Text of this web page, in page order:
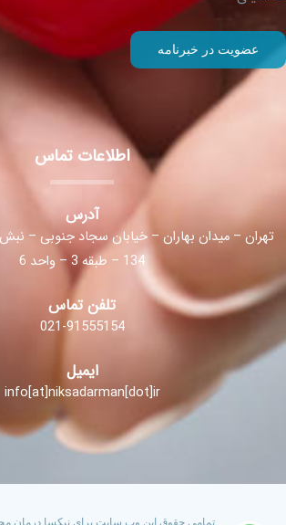
اطلاعات تماس
آدرس
تهران – میدان بهاران – خیابان سجاد جنوبی –
134 – طبقه 3 – واحد 6
تلفن تماس
021-91555154
ایمیل
info[at]niksadarman[dot]ir
تمامی حقوق این وب سایت برای نیکسا درمان